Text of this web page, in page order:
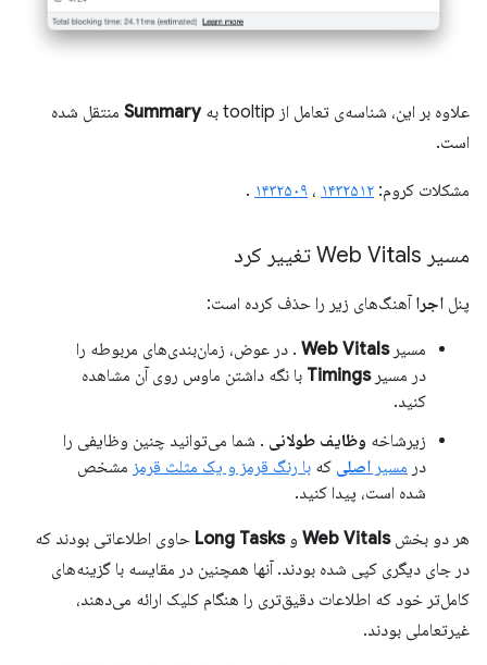
علاوه بر این، شناسه‌ی تعامل از tooltip به Summary منتقل شده
است.
مشکلات کروم: ۱۴۳۲۵۱۲ ، ۱۴۳۲۵۰۹ .
مسیر Web Vitals تغییر کرد
پنل اجرا آهنگ‌های زیر را حذف کرده است:
مسیرWeb Vitals . در عوض، زمان‌بندی‌های مربوطه را
در مسیرTimings با نگه داشتن ماوس روی آن مشاهده
کنید.
زیرشاخه وظایف طولانی . شما می‌توانید چنین وظایفی را
در مسیر اصلی که با رنگ قرمز و یک مثلث قرمز مشخص
شده است، پیدا کنید.
هر دو بخشWeb Vitals وLong Tasks حاوی اطلاعاتی بودند که
در جای دیگری کپی شده بودند. آنها همچنین در مقایسه با گزینه‌های
کامل‌تر خود که اطلاعات دقیق‌تری را هنگام کلیک ارائه می‌دهند،
غیرتعاملی بودند.